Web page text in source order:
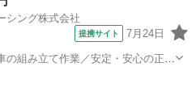
シング株式会社
提携サイト 7月24日
の組み立て作業／安定・安心の正社